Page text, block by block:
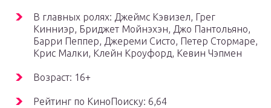
В главных ролях: Джеймс Кэвизел, Грег
Кинниэр, Бриджет Мойнэхэн, Джо Пантольяно,
Барри Пеппер, Джереми Систо, Петер Стормаре,
Крис Малки, Клейн Кроуфорд, Кевин Чэпмен
Возраст: 16+
Рейтинг по КиноПоиску: 6,64